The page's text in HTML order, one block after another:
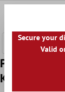
Próbka
Kremowa
Secure your
Valid